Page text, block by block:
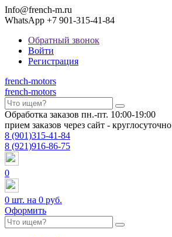
Info@french-m.ru
WhatsApp +7 901-315-41-84
Обратный звонок
Войти
Регистрация
french-motors
french-motors
Обработка заказов пн.-пт. 10:00-19:00
прием заказов через сайт - круглосуточно
8 (901)315-41-84
8 (921)916-86-75
0
0 шт. на 0 руб.
Оформить